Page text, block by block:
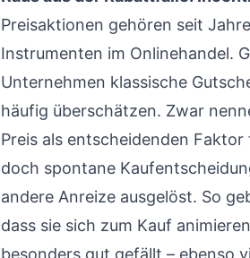
Preisaktionen gehören seit
Instrumenten im Onlinehandel.
Unternehmen klassische
häufig überschätzen. Zwar
Preis als entscheidenden
doch spontane
andere Anreize ausgelöst. So
dass sie sich zum Kauf
besonders gut gefällt – ebenso